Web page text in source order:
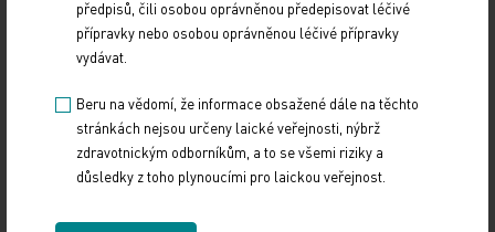
k věku a komorbiditám, jako je obezita nebo např.
fibrilace síní. „Existují však už i doporučení,
symptomatický, měl být vyšetřen na NT‑proBNP,
a to každoročně,“ uzavřel prof. Prázný.
předpisů, čili osobou oprávněnou předepisovat léčivé
přípravky nebo osobou oprávněnou léčivé přípravky
vydávat.
Beru na vědomí, že informace obsažené dále na těchto
stránkách nejsou určeny laické veřejnosti, nýbrž
zdravotnickým odborníkům, a to se všemi riziky a
důsledky z toho plynoucími pro laickou veřejnost.